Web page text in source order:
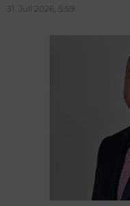
31. Juli 2026, 5:59